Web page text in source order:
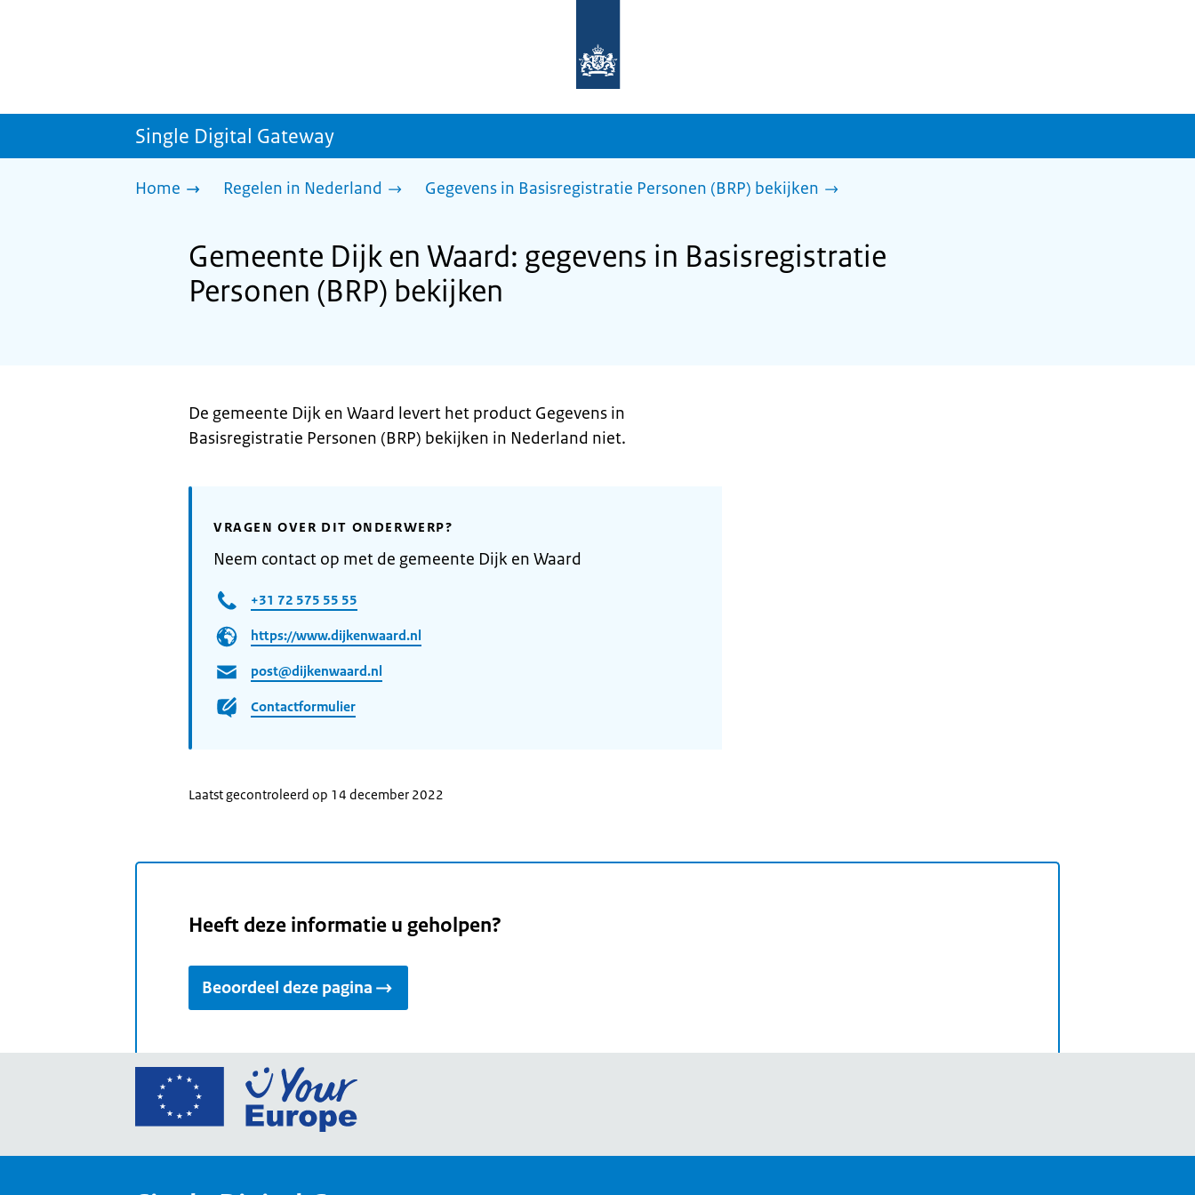
homepage
sdg.rijksoverheid.nl
Single Digital Gateway
Home Regelen in Nederland Gegevens in Basisregistratie Personen (BRP) bekijken
Gemeente Dijk en Waard: gegevens in Basisregistratie
Personen (BRP) bekijken
De gemeente Dijk en Waard levert het product Gegevens in
Basisregistratie Personen (BRP) bekijken in Nederland niet.
VRAGEN OVER DIT ONDERWERP?
Neem contact op met de gemeente Dijk en Waard
+31 72 575 55 55
https://www.dijkenwaard.nl
post@dijkenwaard.nl
Contactformulier
Laatst gecontroleerd op 14 december 2022
Heeft deze informatie u geholpen?
Beoordeel deze pagina
Ga
homepage